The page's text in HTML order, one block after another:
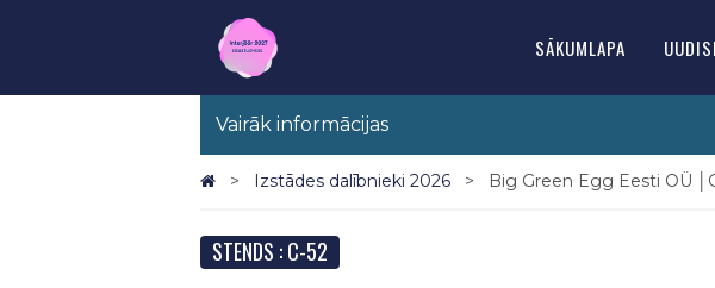
SĀKUMLAPA
Vairāk informācijas
Izstādes dalībnieki 2026 Big Green Egg Eesti OÜ
STENDS : C-52